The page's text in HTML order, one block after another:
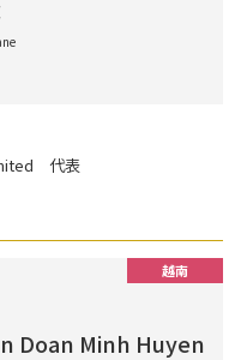
代表
Doan Minh Huyen
越南